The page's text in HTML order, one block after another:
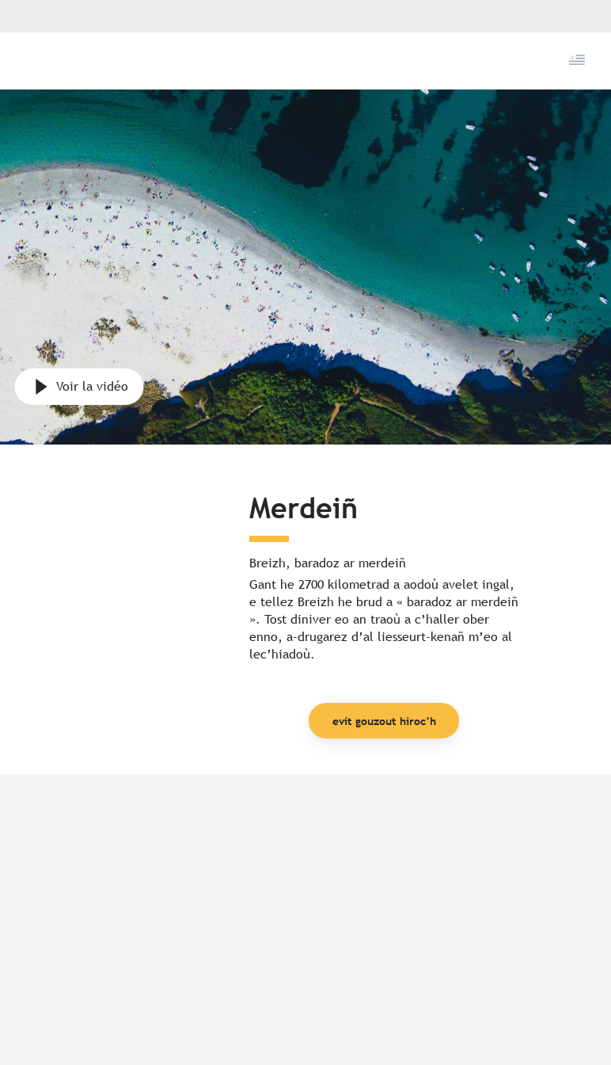
Voir la vidéo
Merdeiñ
Breizh, baradoz ar merdeiñ
Gant he 2700 kilometrad a aodoù avelet ingal,
e tellez Breizh he brud a « baradoz ar merdeiñ
». Tost diniver eo an traoù a c’haller ober
enno, a-drugarez d’al liesseurt-kenañ m’eo al
lec’hiadoù.
evit gouzout hiroc’h